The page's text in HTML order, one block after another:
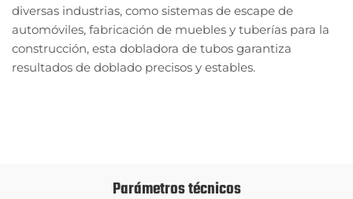
diversas industrias, como sistemas de escape de
automóviles, fabricación de muebles y tuberías para la
construcción, esta dobladora de tubos garantiza
resultados de doblado precisos y estables.
Parámetros técnicos